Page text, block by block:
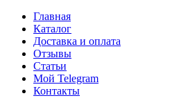
Главная
Каталог
Доставка и оплата
Отзывы
Статьи
Мой Telegram
Контакты